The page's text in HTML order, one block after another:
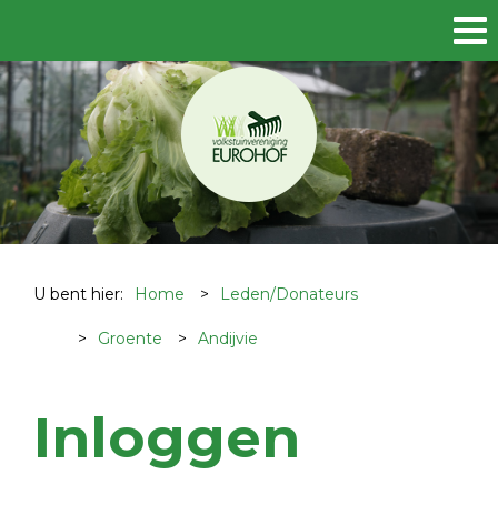
U bent hier: Home > Leden/Donateurs
> Groente > Andijvie
Inloggen